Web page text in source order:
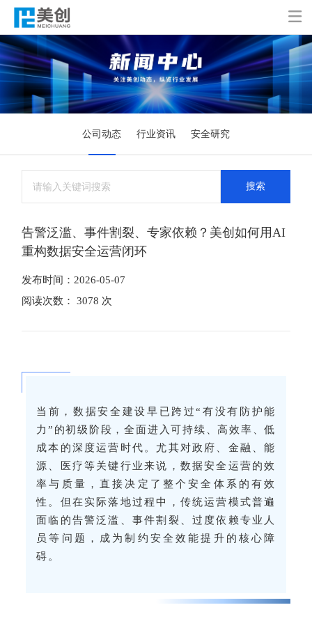

公司动态 行业资讯 安全研究
搜索
告警泛滥、事件割裂、专家依赖？美创如何用AI
重构数据安全运营闭环
发布时间：2026-05-07
阅读次数： 3078 次
当前，数据安全建设早已跨过“有没有防护能
力”的初级阶段，全面进入可持续、高效率、低
成本的深度运营时代。尤其对政府、金融、能
源、医疗等关键行业来说，数据安全运营的效
率与质量，直接决定了整个安全体系的有效
性。但在实际落地过程中，传统运营模式普遍
面临的告警泛滥、事件割裂、过度依赖专业人
员等问题，成为制约安全效能提升的核心障
碍。